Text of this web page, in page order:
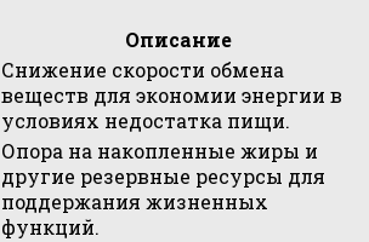
Описание
Снижение скорости обмена
веществ для экономии энергии в
условиях недостатка пищи.
Опора на накопленные жиры и
другие резервные ресурсы для
поддержания жизненных
функций.